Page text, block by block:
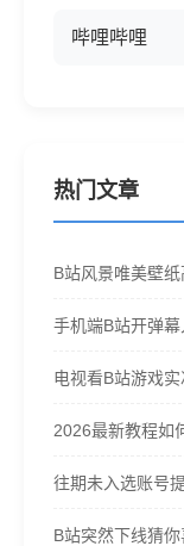
哔哩哔哩
热门文章
B站风景唯美壁
手机端B站开弹
电视看B站游戏
2026最新教程如
往期未入选账号
B站突然下线猜